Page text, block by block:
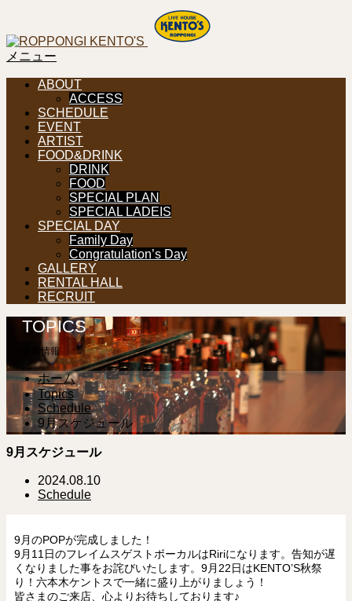
メニュー
ABOUT
ACCESS
SCHEDULE
EVENT
ARTIST
FOOD&DRINK
DRINK
FOOD
SPECIAL PLAN
SPECIAL LADEIS
SPECIAL DAY
Family Day
Congratulation’s Day
GALLERY
RENTAL HALL
RECRUIT
TOPICS
最新情報
ホーム
Topics
Schedule
9月スケジュール
9月スケジュール
2024.08.10
Schedule
9月のPOPが完成しました！
9月11日のフレイムスゲストボーカルはRiriになります。告知が遅
くなりました事をお詫びいたします。9月22日はKENTO’S秋祭
り！六本木ケントスで一緒に盛り上がりましょう！
皆さまのご来店、心よりお待ちしております♪